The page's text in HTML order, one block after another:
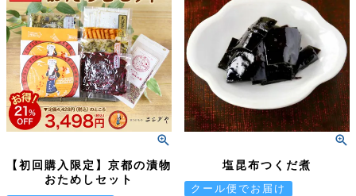
【初回購入限定】京都の漬物
おためしセット
塩昆布つくだ煮
クール便でお届け